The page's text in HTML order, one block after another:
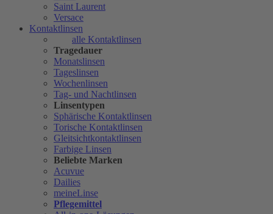
Saint Laurent
Versace
Kontaktlinsen
alle Kontaktlinsen
Tragedauer
Monatslinsen
Tageslinsen
Wochenlinsen
Tag- und Nachtlinsen
Linsentypen
Sphärische Kontaktlinsen
Torische Kontaktlinsen
Gleitsichtkontaktlinsen
Farbige Linsen
Beliebte Marken
Acuvue
Dailies
meineLinse
Pflegemittel